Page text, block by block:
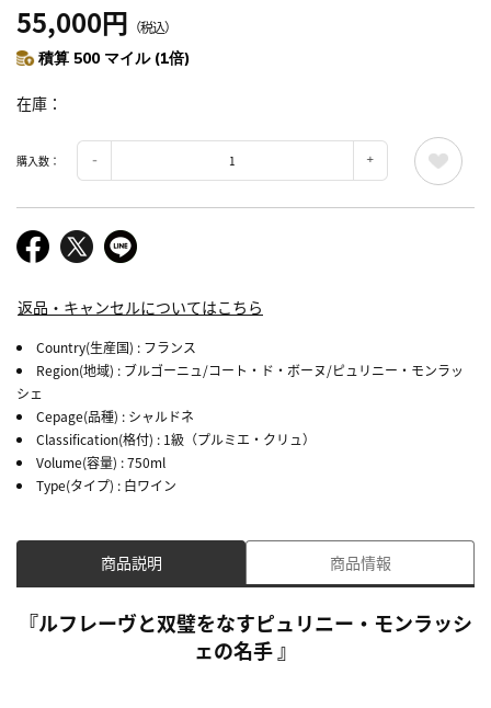
55,000円 （税込）
積算 500 マイル (1倍)
在庫
購入数：
返品・キャンセルについてはこちら
Country(生産国) : フランス
Region(地域) : ブルゴーニュ/コート・ド・ボーヌ/ピュリニー・モンラッ
シェ
Cepage(品種) : シャルドネ
Classification(格付) : 1級（プルミエ・クリュ）
Volume(容量) : 750ml
Type(タイプ) : 白ワイン
商品説明 商品情報
『ルフレーヴと双璧をなすピュリニー・モンラッシ
ェの名手 』